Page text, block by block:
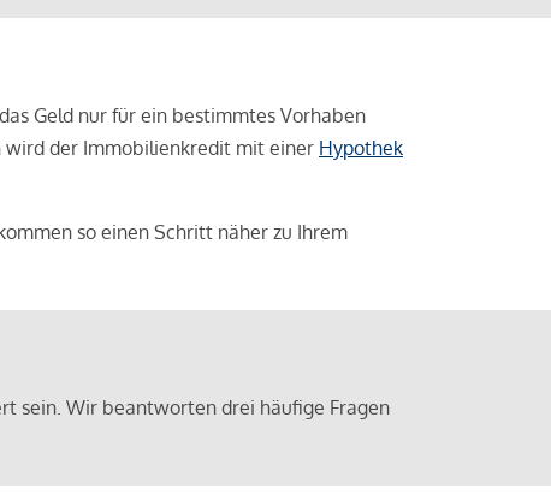
Geld nur für ein bestimmtes Vorhaben
wird der Immobilienkredit mit einer Hypothek
so einen Schritt näher zu Ihrem
sein. Wir beantworten drei häufige Fragen